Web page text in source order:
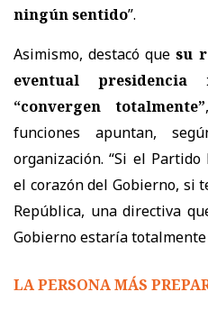
ningún sentido”.
Asimismo, destacó que su
eventual
“convergen totalmente”
funciones apuntan,
organización. “Si el
el corazón del Gobierno, si
República, una directiva
Gobierno estaría
LA PERSONA MÁS